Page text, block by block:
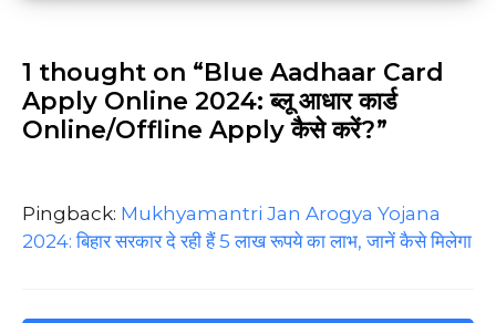
1 thought on “Blue Aadhaar Card
Apply Online 2024: ब्लू आधार कार्ड
Online/Offline Apply कैसे करें?”
Pingback: Mukhyamantri Jan Arogya Yojana
2024: बिहार सरकार दे रही हैं 5 लाख रूपये का लाभ, जानें कैसे मिलेगा